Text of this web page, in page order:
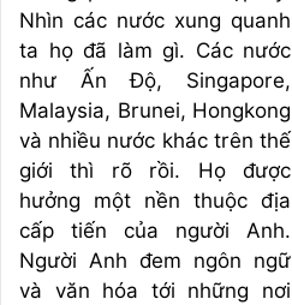
Nhìn các nước xung quanh
ta họ đã làm gì. Các nước
như Ấn Độ, Singapore,
Malaysia, Brunei, Hongkong
và nhiều nước khác trên thế
giới thì rõ rồi. Họ được
hưởng một nền thuộc địa
cấp tiến của người Anh.
Người Anh đem ngôn ngữ
và văn hóa tới những nơi